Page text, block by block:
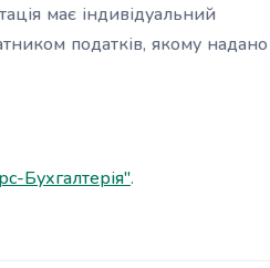
має індивідуальний
податків, якому надано
Бухгалтерія".